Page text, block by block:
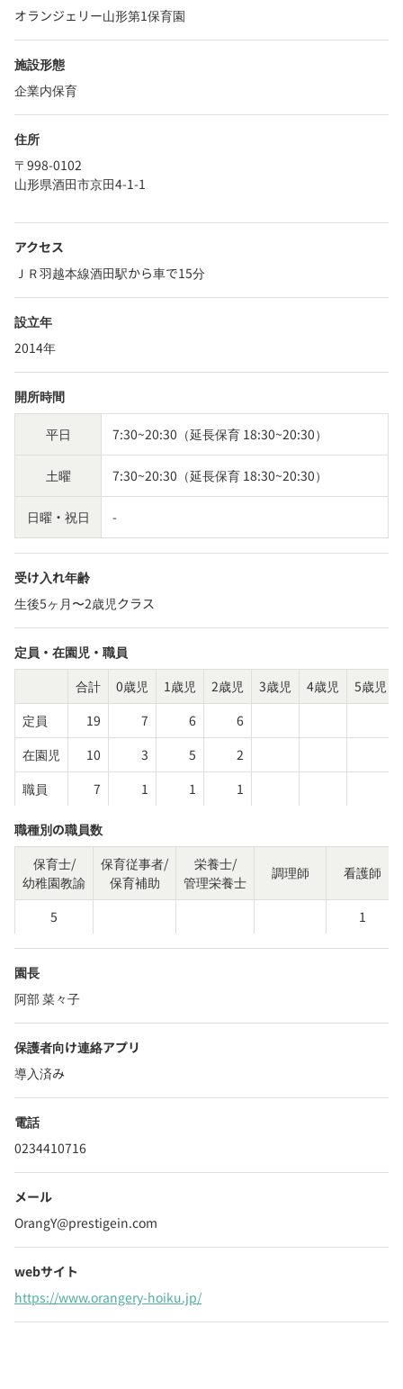
オランジェリー山形第1保育園
施設形態
企業内保育
住所
〒998-0102
山形県酒田市京田4-1-1
アクセス
ＪＲ羽越本線酒田駅から車で15分
設立年
2014年
開所時間
平日 7:30~20:30（延長保育 18:30~20:30）
土曜 7:30~20:30（延長保育 18:30~20:30）
日曜・祝日 -
受け入れ年齢
生後5ヶ月〜2歳児クラス
定員・在園児・職員
合計
0歳児 1歳児 2歳児 3歳児 4歳児 5歳児
定員
19 7 6
6
在園児
10 3 5
2
職員
7 1 1 1
職種別の職員数
保育士/
幼稚園教諭
保育従事者/
保育補助
栄養士/
管理栄養士
調理師 看護師
5 1
園長
阿部 菜々子
保護者向け連絡アプリ
導入済み
電話
0234410716
メール
OrangY@prestigein.com
webサイト
https://www.orangery-hoiku.jp/